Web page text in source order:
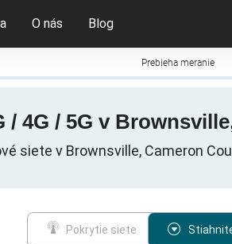
O nás Blog
Prebieha meranie
4G / 5G v
siete v Brownsville, Cameron
Pokrytie siete